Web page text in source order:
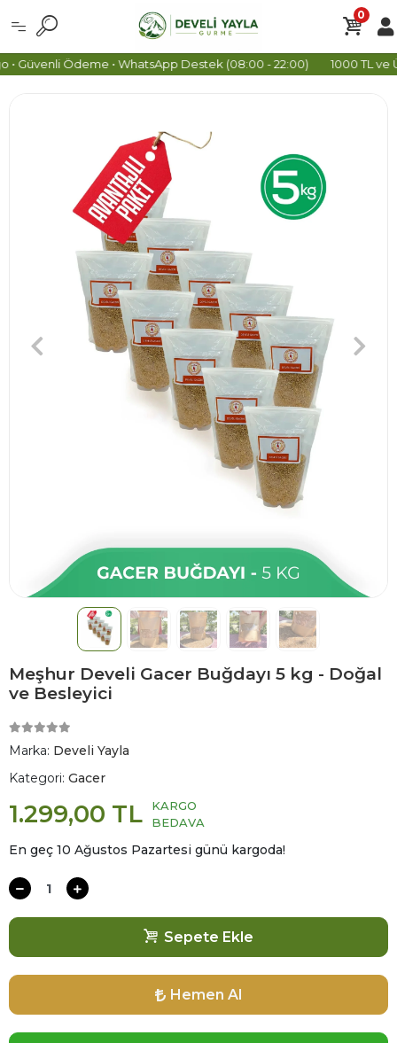
Güvenli Ödeme • WhatsApp Destek (08:00 - 22:00) 1000 TL ve
0
Meşhur Develi Gacer Buğdayı 5 kg - Doğal
ve Besleyici
Marka: Develi Yayla
Kategori: Gacer
1.299,00 TL
KARGO
BEDAVA
En geç 10 Ağustos Pazartesi günü kargoda!
Sepete Ekle
Hemen Al